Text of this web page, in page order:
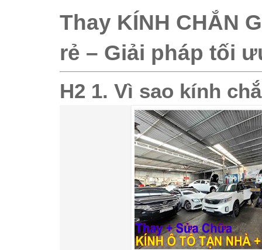
Thay KÍNH CHẮN
rẻ – Giải pháp tối
H2 1. Vì sao kính